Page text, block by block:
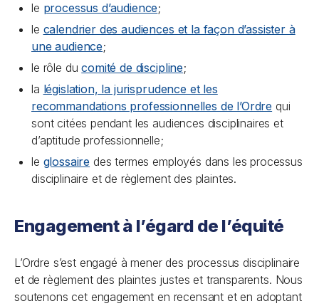
le processus d’audience;
le calendrier des audiences et la façon d’assister à
une audience;
le rôle ducomité de discipline;
la législation, la jurisprudence et les
recommandations professionnelles de l’Ordre qui
sont citées pendant les audiences disciplinaires et
d’aptitude professionnelle;
le glossaire des termes employés dans les processus
disciplinaire et de règlement des plaintes.
Engagement à l’égard de l’équité
L’Ordre s’est engagé à mener des processus disciplinaire
et de règlement des plaintes justes et transparents. Nous
soutenons cet engagement en recensant et en adoptant